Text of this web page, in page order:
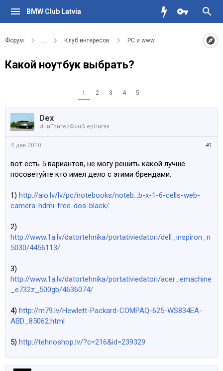
BMW Club Latvia
Форум ... Клуб интересов PC и www
Какой ноутбук выбрать?
1 2 3 4 5
Dex
ИчиТригерФинG ерНигаз
#1
4 дек 2010
вот есть 5 вариантов, не могу решить какой лучше.
посоветуйте кто имел дело с этими брендами.
1) http://aio.lv/lv/pc/notebooks/noteb...b-x-1-6-cells-web-
camera-hdmi-free-dos-black/
2)
http://www.1a.lv/datortehnika/portativiedatori/dell_inspiron_n
5030/4456113/
3)
http://www.1a.lv/datortehnika/portativiedatori/acer_emachine
_e732z_500gb/4636074/
4) http://m79.lv/Hewlett-Packard-COMPAQ-625-WS834EA-
ABD_85062.html
5) http://tehnoshop.lv/?c=216&id=239329